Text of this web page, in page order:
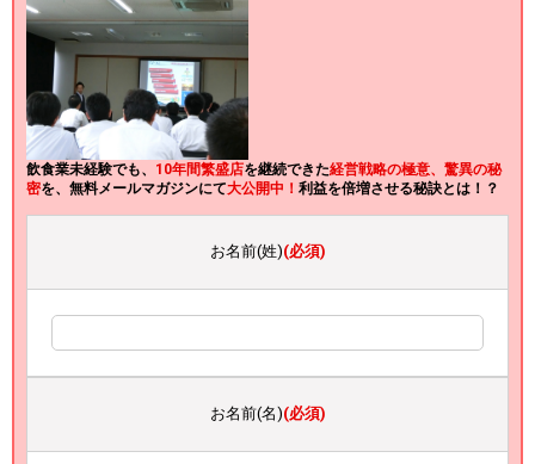
飲食業未経験でも、 10年間繁盛店を継続できた経営戦略の極意、驚異の秘
密を、無料メールマガジンにて大公開中！ 利益を倍増させる秘訣とは！？
お名前(姓)(必須)
お名前(名)(必須)